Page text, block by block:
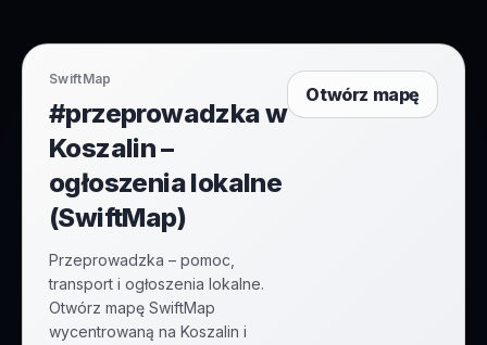
SwiftMap
#przeprowadzka w
Koszalin –
ogłoszenia lokalne
(SwiftMap)
Przeprowadzka – pomoc,
transport i ogłoszenia lokalne.
Otwórz mapę SwiftMap
wycentrowaną na Koszalin i
Otwórz mapę